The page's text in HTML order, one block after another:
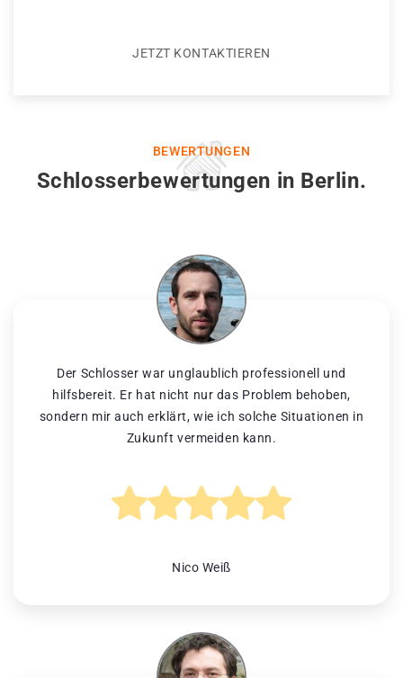
JETZT KONTAKTIEREN
BEWERTUNGEN
Schlosserbewertungen in Berlin.
Der Schlosser war unglaublich professionell und
hilfsbereit. Er hat nicht nur das Problem behoben,
sondern mir auch erklärt, wie ich solche Situationen in
Zukunft vermeiden kann.
Nico Weiß